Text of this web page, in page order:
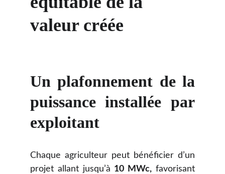
valeur créée
Un plafonnement de la
puissance installée par
exploitant
Chaque agriculteur peut bénéficier d’un
projet allant jusqu’à 10 MWc, favorisant